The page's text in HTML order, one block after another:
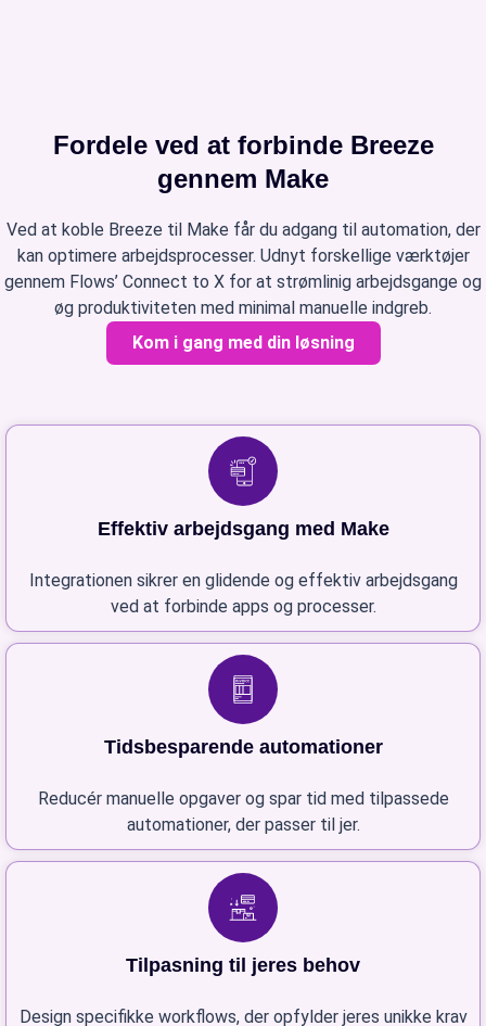
Fordele ved at forbinde Breeze
gennem Make
Ved at koble Breeze til Make får du adgang til automation, der
kan optimere arbejdsprocesser. Udnyt forskellige værktøjer
gennem Flows’ Connect to X for at strømlinig arbejdsgange og
øg produktiviteten med minimal manuelle indgreb.
Kom i gang med din løsning
Effektiv arbejdsgang med Make
Integrationen sikrer en glidende og effektiv arbejdsgang
ved at forbinde apps og processer.
Tidsbesparende automationer
Reducér manuelle opgaver og spar tid med tilpassede
automationer, der passer til jer.
Tilpasning til jeres behov
Design specifikke workflows, der opfylder jeres unikke krav